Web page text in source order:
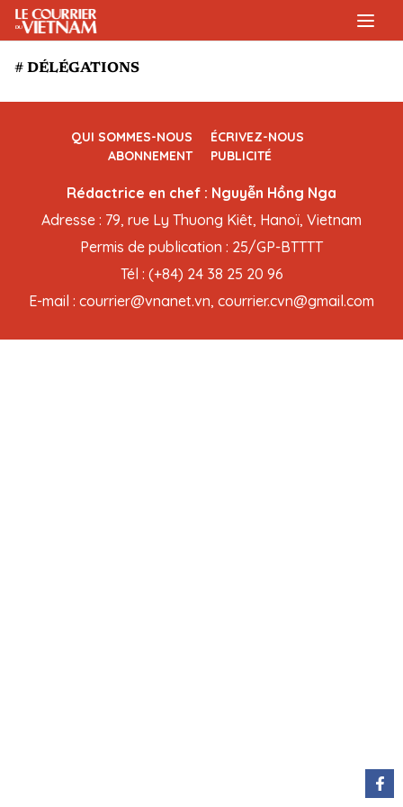
# DÉLÉGATIONS
QUI SOMMES-NOUS
ÉCRIVEZ-NOUS
ABONNEMENT
PUBLICITÉ
Rédactrice en chef : Nguyễn Hồng Nga
Adresse : 79, rue Ly Thuong Kiêt, Hanoï, Vietnam
Permis de publication : 25/GP-BTTTT
Tél : (+84) 24 38 25 20 96
E-mail : courrier@vnanet.vn, courrier.cvn@gmail.com